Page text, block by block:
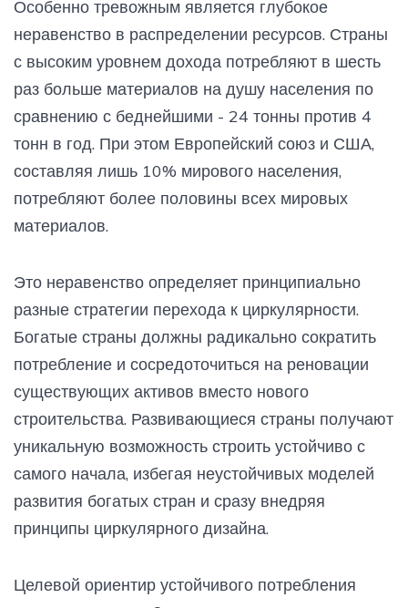
Особенно тревожным является глубокое
неравенство в распределении ресурсов. Страны
с высоким уровнем дохода потребляют в шесть
раз больше материалов на душу населения по
сравнению с беднейшими - 24 тонны против 4
тонн в год. При этом Европейский союз и США,
составляя лишь 10% мирового населения,
потребляют более половины всех мировых
материалов.
Это неравенство определяет принципиально
разные стратегии перехода к циркулярности.
Богатые страны должны радикально сократить
потребление и сосредоточиться на реновации
существующих активов вместо нового
строительства. Развивающиеся страны получают
уникальную возможность строить устойчиво с
самого начала, избегая неустойчивых моделей
развития богатых стран и сразу внедряя
принципы циркулярного дизайна.
Целевой ориентир устойчивого потребления